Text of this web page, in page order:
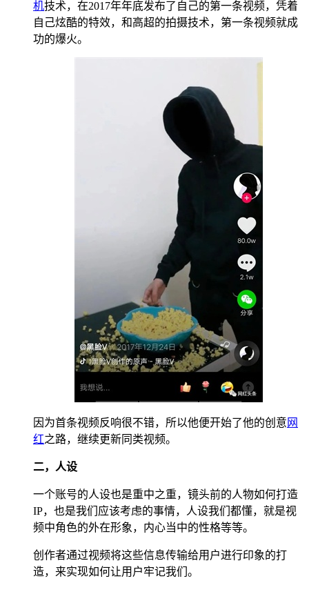
机技术，在2017年年底发布了自己的第一条视频，凭着
自己炫酷的特效，和高超的拍摄技术，第一条视频就成
功的爆火。
因为首条视频反响很不错，所以他便开始了他的创意 网
红之路，继续更新同类视频。
二，人设
一个账号的人设也是重中之重，镜头前的人物如何打造
IP，也是我们应该考虑的事情，人设我们都懂，就是视
频中角色的外在形象，内心当中的性格等等。
创作者通过视频将这些信息传输给用户进行印象的打
造，来实现如何让用户牢记我们。